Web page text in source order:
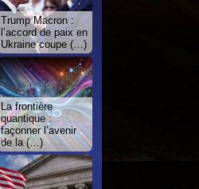
Trump Macron :
l’accord de paix en
Ukraine coupe (…)
La frontière
quantique :
façonner l’avenir
de la (…)